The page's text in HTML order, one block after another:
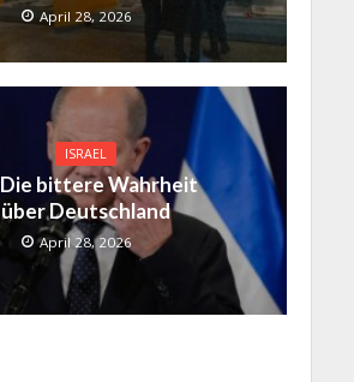
April 28, 2026
ISRAEL
Die bittere Wahrheit
über Deutschland
April 28, 2026